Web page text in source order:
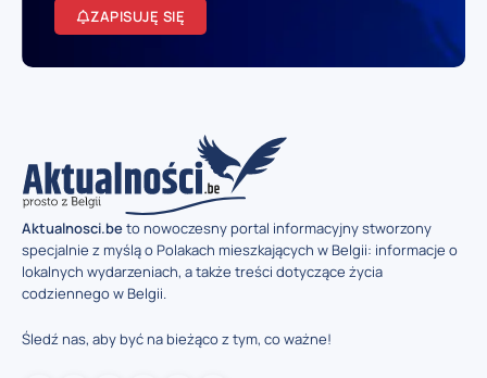
ZAPISUJĘ SIĘ
Aktualnosci.beto nowoczesny portal informacyjny stworzony
specjalnie z myślą o Polakach mieszkających w Belgii: informacje o
lokalnych wydarzeniach, a także treści dotyczące życia
codziennego w Belgii.
Śledź nas, aby być na bieżąco z tym, co ważne!